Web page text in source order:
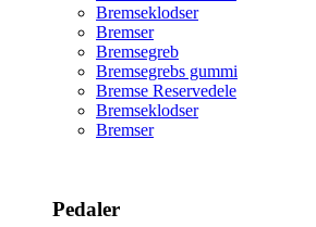
Bremseklodser
Bremser
Bremsegreb
Bremsegrebs gummi
Bremse Reservedele
Bremseklodser
Bremser
Pedaler